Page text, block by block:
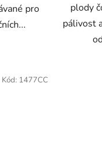
pro
plody
pálivost
Kód: 1477CC